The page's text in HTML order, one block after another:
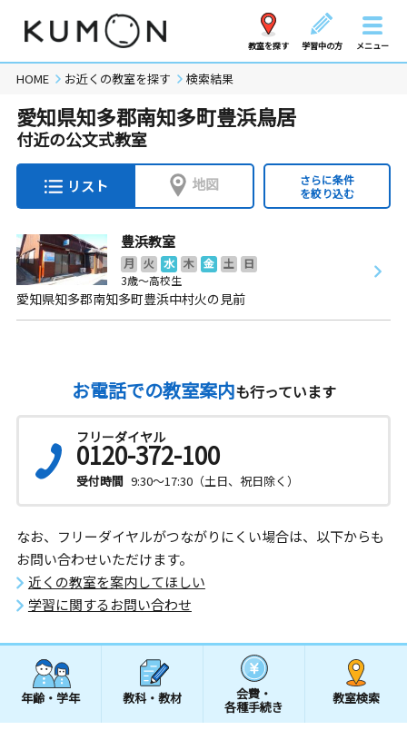
教室を探す 学習中の方 メニュー
HOME お近くの教室を探す 検索結果
愛知県知多郡南知多町豊浜鳥居
付近の公文式教室
リスト 地図
さらに条件
を絞り込む
豊浜教室
月 火 水 木 金 土
日
3歳～高校生
愛知県知多郡南知多町豊浜中村火の見前
お電話での教室案内も行っています
フリーダイヤル
0120-372-100
受付時間 9:30～17:30（土日、祝日除く）
なお、フリーダイヤルがつながりにくい場合は、以下からも
お問い合わせいただけます。
近くの教室を案内してほしい
学習に関するお問い合わせ
年齢・学年 教科・教材 会費・
各種手続き
教室検索